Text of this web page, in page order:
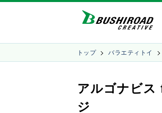
トップ バラエティトイ
アルゴナビ
ジ